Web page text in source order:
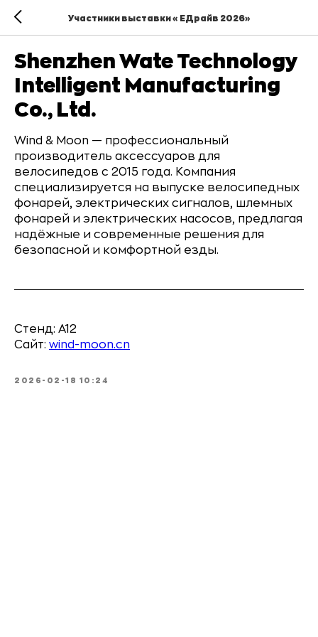
Участники выставки «ЕДрайв 2026»
Shenzhen Wate Technology
Intelligent Manufacturing
Co., Ltd.
Wind & Moon — профессиональный
производитель аксессуаров для
велосипедов с 2015 года. Компания
специализируется на выпуске велосипедных
фонарей, электрических сигналов, шлемных
фонарей и электрических насосов, предлагая
надёжные и современные решения для
безопасной и комфортной езды.
Стенд: A12
Сайт: wind-moon.cn
2026-02-18 10:24